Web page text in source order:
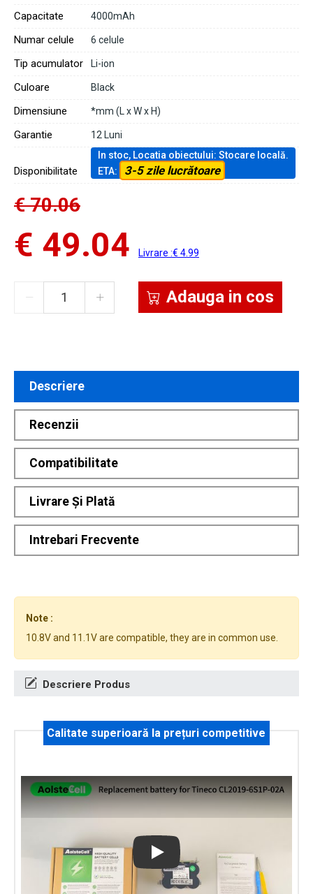
Capacitate 4000mAh
Numar celule 6 celule
Tip acumulator Li-ion
Culoare Black
Dimensiune *mm (L x W x H)
Garantie 12 Luni
Disponibilitate
In stoc, Locatia obiectului: Stocare locală.
ETA:
3-5 zile lucrătoare
€ 70.06
€ 49.04 Livrare :€ 4.99
Adauga in cos
Descriere
Recenzii
Compatibilitate
Livrare Și Plată
Intrebari Frecvente
Note :
10.8V and 11.1V are compatible, they are in common use.
Descriere Produs
Calitate superioară la prețuri competitive